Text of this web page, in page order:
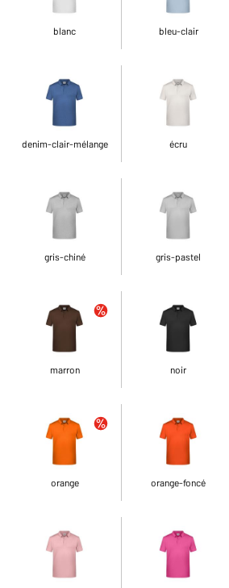
blanc bleu-clair
denim-clair-mélange écru
gris-chiné gris-pastel
marron noir
orange orange-foncé